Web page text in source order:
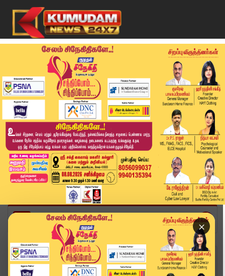
×
Home
வீடியோ ஸ்டோரி
🔴Live: நீதிமன்றத்திற்கு அழைத்து செல்லப்பட்ட ரா...